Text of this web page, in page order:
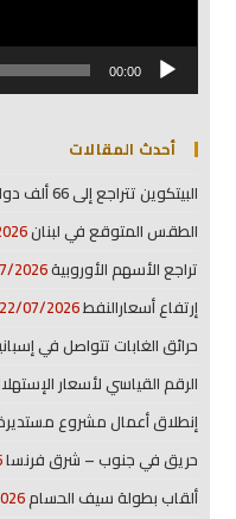
00:00
أحدث المقالات
البيتكوين تتراجع إلى 66 ألف دولار
الطقس المتوقع في لبنان
تراجع الأسهم الأوروبية2026
إرتفاع أسعارالنفط22/07/2026
حرائق الغابات تتواصل في
الرقم القياسي لأسعار
إنطلاق أعمال مشروع
حريق في جنوب – شرق فرنسا
ألقاب بطولة سيف الحسام